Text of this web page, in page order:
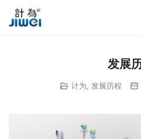
发展
计为 发展历程